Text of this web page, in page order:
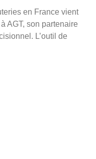
en France vient
AGT, son partenaire
L’outil de